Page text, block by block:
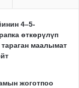
4–5-
өткөрүлүп
маалымат
жоготпоо